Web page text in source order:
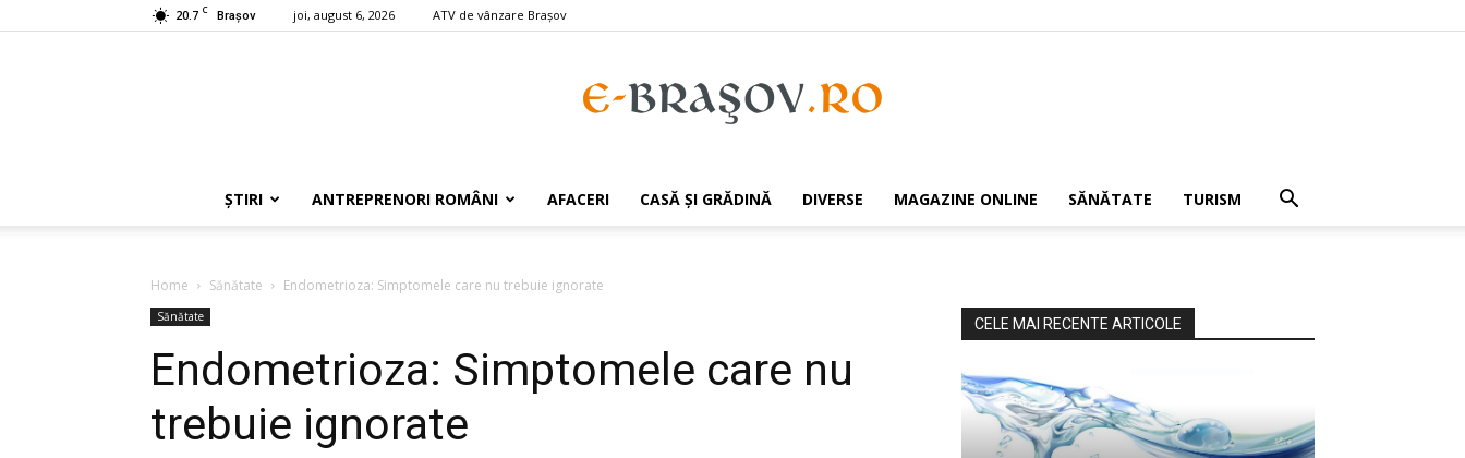
20.7 C Braşov joi, august 6, 2026 ATV de vânzare Braşov
e-
ȘTIRI ANTREPRENORI ROMÂNI AFACERI CASĂ ȘI GRĂDINĂ DIVERSE MAGAZINE ONLINE SĂNĂTATE TURISM
Home Sănătate Endometrioza: Simptomele care nu trebuie ignorate
Sănătate
Endometrioza: Simptomele care nu
trebuie ignorate
CELE MAI RECENTE ARTICOLE